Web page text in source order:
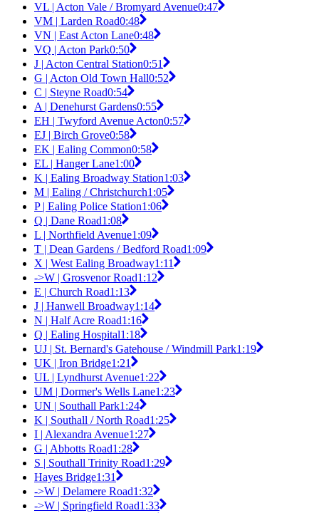
VL | Acton Vale / Bromyard Avenue0:47
VM | Larden Road0:48
VN | East Acton Lane0:48
VQ | Acton Park0:50
J | Acton Central Station0:51
G | Acton Old Town Hall0:52
C | Steyne Road0:54
A | Denehurst Gardens0:55
EH | Twyford Avenue Acton0:57
EJ | Birch Grove0:58
EK | Ealing Common0:58
EL | Hanger Lane1:00
K | Ealing Broadway Station1:03
M | Ealing / Christchurch1:05
P | Ealing Police Station1:06
Q | Dane Road1:08
L | Northfield Avenue1:09
T | Dean Gardens / Bedford Road1:09
X | West Ealing Broadway1:11
->W | Grosvenor Road1:12
E | Church Road1:13
J | Hanwell Broadway1:14
N | Half Acre Road1:16
Q | Ealing Hospital1:18
UJ | St. Bernard's Gatehouse / Windmill Park1:19
UK | Iron Bridge1:21
UL | Lyndhurst Avenue1:22
UM | Dormer's Wells Lane1:23
UN | Southall Park1:24
K | Southall / North Road1:25
I | Alexandra Avenue1:27
G | Abbotts Road1:28
S | Southall Trinity Road1:29
Hayes Bridge1:31
->W | Delamere Road1:32
->W | Springfield Road1:33